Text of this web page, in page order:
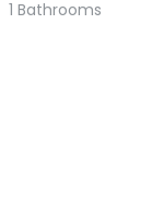
1 Bathrooms